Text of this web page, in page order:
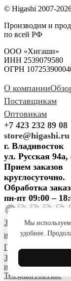
© Higashi 2007-
Производим и
по всей РФ
ООО «Хигаши»
ИНН 2539079580
ОГРН
О компании
Поставщикам
Оптовикам
+7 423 232 89 08
store@higashi.ru
г. Владивосток
ул. Русская 94а,
Прием заказов
круглосуточно.
Обработка
пн-пт 09:00 –
Задать вопрос
идею
Политика
Задать вопрос
идею
TelegramYouTube
Мы используем
удобнее.